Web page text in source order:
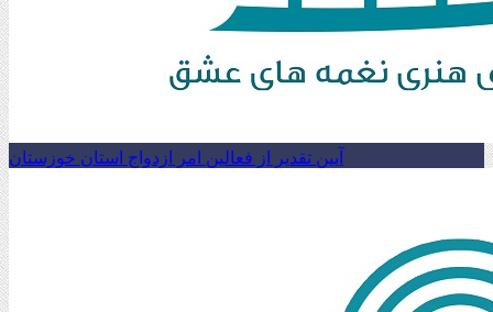
آیین تقدیر از فعالین امر ازدواج استان خوزستان